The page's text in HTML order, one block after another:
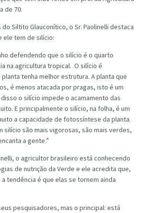
de 70.
Siltito Glauconítico, o Sr. Paolinelli destaca
ele tem de silício:
defendendo que o silício é o quarto
na agricultura tropical. O silício é
tenha melhor estrutura. A planta que
é menos atacada por pragas, isto é um
o silício impede o acamamento das
E principalmente o silício, na folha, é um
a capacidade de fotossíntese da planta.
silício são mais vigorosas, são mais verdes,
a gente.”
o agricultor brasileiro está conhecendo
de nutrição da Verde e ele acredita que,
tendência é que elas se tornem ainda
pesquisadores, mas o principal: está